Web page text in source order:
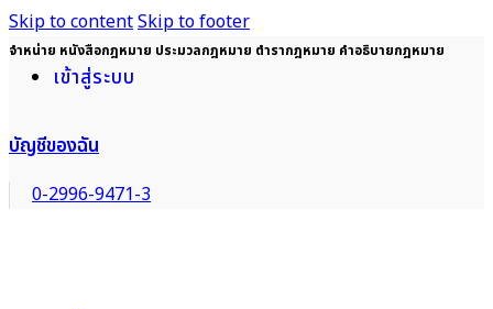
Skip to contentSkip to footer
จำหน่าย หนังสือกฎหมาย ประมวลกฎหมาย ตำรากฎหมาย คำอธิบายกฎหมาย
เข้าสู่ระบบ
บัญชีของฉัน
0-2996-9471-3